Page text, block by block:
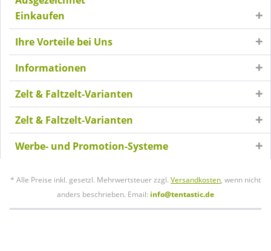
Einkaufen
Ihre Vorteile bei Uns
Informationen
Zelt & Faltzelt-Varianten
Zelt & Faltzelt-Varianten
Werbe- und Promotion-Systeme
* Alle Preise inkl. gesetzl. Mehrwertsteuer zzgl. Versandkosten, wenn nicht
anders beschrieben. Email: info@tentastic.de